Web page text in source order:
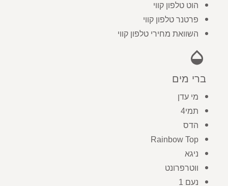
הוט טלפון קווי
פרטנר טלפון קווי
השוואת מחירי טלפון קווי
opacity
ברי מים
מי עדן
תמי4
הדס
Rainbow Top
ניגא
ווטרפרונט
נעם 1